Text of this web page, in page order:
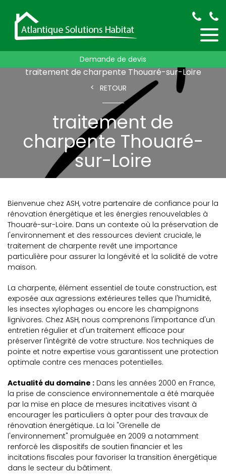
Demande de devis
traitement de charpente
traitement de charpente Thouaré-sur-Loire
RETOUR
traitement de
charpente Thouaré-
sur-Loire
Bienvenue chez ASH, votre partenaire de confiance pour la
rénovation énergétique et les énergies renouvelables à
Thouaré-sur-Loire. Dans un contexte où la préservation de
l'environnement et des ressources devient cruciale, le
traitement de charpente revêt une importance
particulière pour assurer la longévité et la solidité de votre
maison.
La charpente, élément essentiel de toute construction, est
exposée aux agressions extérieures telles que l'humidité,
les insectes xylophages ou encore les champignons
lignivores. Chez ASH, nous comprenons l'importance d'un
entretien régulier et d'un traitement efficace pour
préserver l'intégrité de votre structure. Nos techniques de
pointe et notre expertise vous garantissent une protection
optimale contre ces menaces potentielles.
Actualité du domaine : Dans les années 2000 en France,
la prise de conscience environnementale a été marquée
par la mise en place de mesures incitatives visant à
encourager les particuliers à opter pour des travaux de
rénovation énergétique. La loi "Grenelle de
l'environnement" promulguée en 2009 a notamment
renforcé les dispositifs de soutien financier et les
incitations fiscales pour favoriser la transition énergétique
dans le secteur du bâtiment.